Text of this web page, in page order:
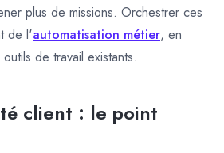
plus de missions. Orchestrer ces
de l'automatisation métier, en
de travail existants.
client : le point